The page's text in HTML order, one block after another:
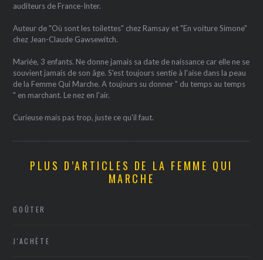
auditeurs de France-Inter.
Auteur de "Où sont les toilettes" chez Ramsay et "En voiture Simone"
chez Jean-Claude Gawsewitch.
Mariée, 3 enfants. Ne donne jamais sa date de naissance car elle ne se
souvient jamais de son âge. S'est toujours sentie à l'aise dans la peau
de la Femme Qui Marche. A toujours su donner " du temps au temps
" en marchant. Le nez en l'air.
Curieuse mais pas trop, juste ce qu'il faut.
PLUS D’ARTICLES DE LA FEMME QUI
MARCHE
GOÛTER
J'ACHÈTE